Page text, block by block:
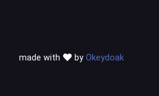
made with byOkeydoak